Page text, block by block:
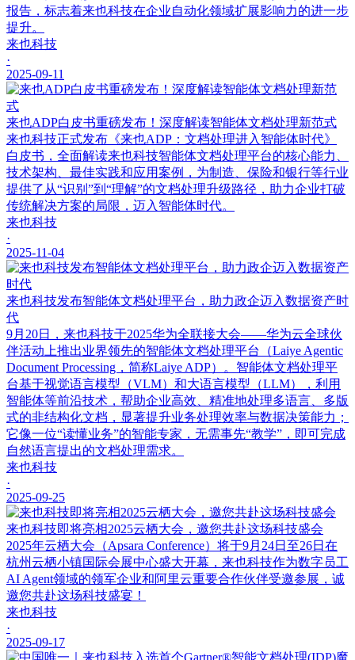
报告，标志着来也科技在企业自动化领域扩展影响力的进一步
提升。
来也科技
·
2025-09-11
来也ADP白皮书重磅发布！深度解读智能体文档处理新范式
来也科技正式发布《来也ADP：文档处理进入智能体时代》
白皮书，全面解读来也科技智能体文档处理平台的核心能力、
技术架构、最佳实践和应用案例，为制造、保险和银行等行业
提供了从“识别”到“理解”的文档处理升级路径，助力企业打破
传统解决方案的局限，迈入智能体时代。
来也科技
·
2025-11-04
来也科技发布智能体文档处理平台，助力政企迈入数据资产时
代
9月20日，来也科技于2025华为全联接大会——华为云全球伙
伴活动上推出业界领先的智能体文档处理平台（Laiye Agentic
Document Processing，简称Laiye ADP）。智能体文档处理平
台基于视觉语言模型（VLM）和大语言模型（LLM），利用
智能体等前沿技术，帮助企业高效、精准地处理多语言、多版
式的非结构化文档，显著提升业务处理效率与数据决策能力；
它像一位“读懂业务”的智能专家，无需事先“教学”，即可完成
自然语言提出的文档处理需求。
来也科技
·
2025-09-25
来也科技即将亮相2025云栖大会，邀您共赴这场科技盛会
2025年云栖大会（Apsara Conference）将于9月24日至26日在
杭州云栖小镇国际会展中心盛大开幕，来也科技作为数字员工
AI Agent领域的领军企业和阿里云重要合作伙伴受邀参展，诚
邀您共赴这场科技盛宴！
来也科技
·
2025-09-17